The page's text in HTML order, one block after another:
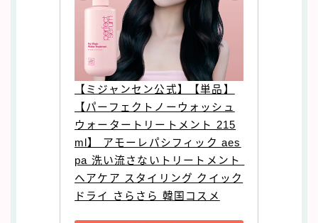
【ミジャンセン公式】【単品】
【パーフェクトノーウォッシュ
ウォータートリートメント 215
ml】 アモーレパシフィック aes
pa 洗い流さないトリートメント
ヘアケア スタイリング クイック
ドライ さらさら 韓国コスメ